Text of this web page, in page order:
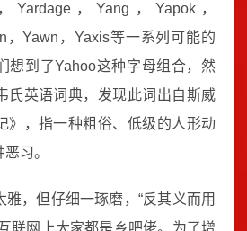
Yardage，Yang，Yapok，
，Yawn，Yaxis等一系列可能的
想到了Yahoo这种字母组合，然
氏英语词典，发现此词出自斯威
》，指一种粗俗、低级的人形动
习。
，但仔细一琢磨，“反其义而用
联网上大家都是乡吧佬。为了增